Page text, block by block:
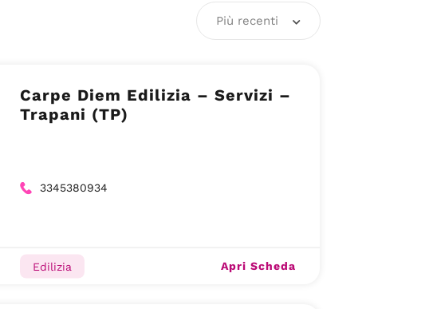
Più recenti
Carpe Diem Edilizia – Servizi –
Trapani (TP)
3345380934
Edilizia Apri Scheda